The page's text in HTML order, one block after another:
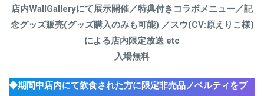
店内WallGalleryにて展示開催／特典付きコラボメニュー／記
念グッズ販売(グッズ購入のみも可能) ／スウ(CV:原えりこ様)
による店内限定放送 etc
入場無料
◆期間中店内にて飲食された方に限定非売品ノベルティをプ